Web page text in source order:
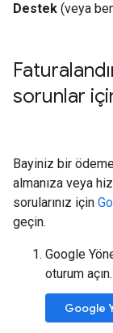
Destek (veya
sorunlar
Bayiniz bir
almanıza veya
sorularınız için
geçin.
Google
oturum açın.
Google